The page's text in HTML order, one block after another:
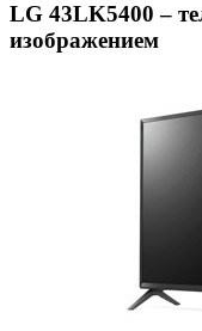
LG 43LK5400 –
изображением